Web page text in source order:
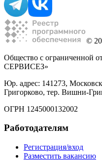
©
Общество с ограниченной
СЕРВИСЕЗ»
Юр. адрес: 141273,
Григорково, тер. Вишни-
ОГРН 1245000132002
Работодателям
Регистрация/вход
Разместить вакансию